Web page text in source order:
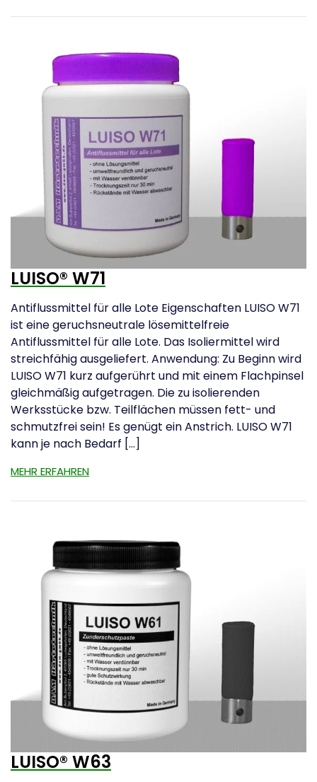
LUISO® W71
Antiflussmittel für alle Lote Eigenschaften LUISO W71
ist eine geruchsneutrale lösemittelfreie
Antiflussmittel für alle Lote. Das Isoliermittel wird
streichfähig ausgeliefert. Anwendung: Zu Beginn wird
LUISO W71 kurz aufgerührt und mit einem Flachpinsel
gleichmäßig aufgetragen. Die zu isolierenden
Werksstücke bzw. Teilflächen müssen fett- und
schmutzfrei sein! Es genügt ein Anstrich. LUISO W71
kann je nach Bedarf […]
MEHR ERFAHREN
LUISO® W63